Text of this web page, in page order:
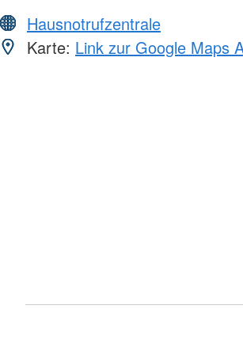
Hausnotrufzentrale
Karte: Link zur Google Maps